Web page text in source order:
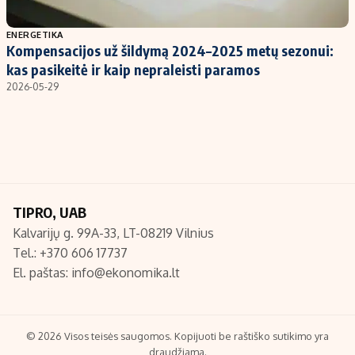
Populiarios temos
Investavimas
Akcijų rinka
Titulinis
Nedarbo išmokos skaičiuoklė
Redakcija
Turinio žymėjimo taisyklės
ENERGETIKA
Kompensacijos už šildymą 2024–2025 metų sezonui:
kas pasikeitė ir kaip nepraleisti paramos
2026-05-29
TIPRO, UAB
Kalvarijų g. 99A-33, LT-08219 Vilnius
Tel.: +370 606 17737
El. paštas: info@ekonomika.lt
© 2026 Visos teisės saugomos. Kopijuoti be raštiško sutikimo yra
draudžiama.